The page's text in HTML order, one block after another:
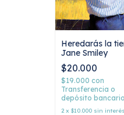
Heredarás la
Jane Smiley
$20.000
$19.000 con
Transferencia o
depósito bancario
2 x $10.000 sin interés